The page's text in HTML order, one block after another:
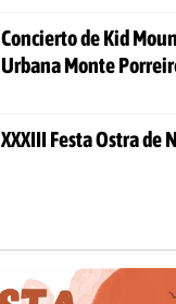
Concierto de Kid
Urbana Monte
XXXIII Festa Ostra de